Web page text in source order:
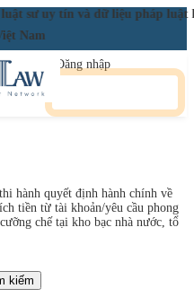
sư uy tín và dữ liệu pháp luật
Nam
Đăng nhập
hành quyết định hành chính về
tiền từ tài khoản/yêu cầu phong
chế tại kho bạc nhà nước, tổ
kiếm